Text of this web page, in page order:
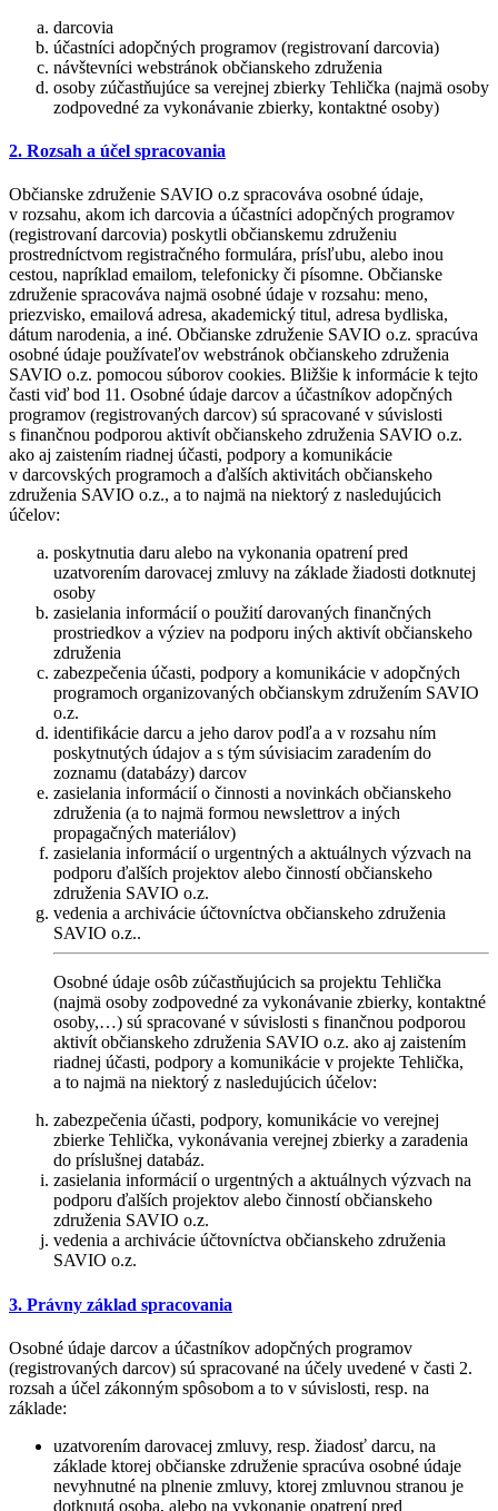
darcovia
účastníci adopčných programov (registrovaní darcovia)
návštevníci webstránok občianskeho združenia
osoby zúčastňujúce sa verejnej zbierky Tehlička (najmä osoby
zodpovedné za vykonávanie zbierky, kontaktné osoby)
2. Rozsah a účel spracovania
Občianske združenie SAVIO o.z spracováva osobné údaje,
v rozsahu, akom ich darcovia a účastníci adopčných programov
(registrovaní darcovia) poskytli občianskemu združeniu
prostredníctvom registračného formulára, prísľubu, alebo inou
cestou, napríklad emailom, telefonicky či písomne. Občianske
združenie spracováva najmä osobné údaje v rozsahu: meno,
priezvisko, emailová adresa, akademický titul, adresa bydliska,
dátum narodenia, a iné. Občianske združenie SAVIO o.z. spracúva
osobné údaje používateľov webstránok občianskeho združenia
SAVIO o.z. pomocou súborov cookies. Bližšie k informácie k tejto
časti viď bod 11. Osobné údaje darcov a účastníkov adopčných
programov (registrovaných darcov) sú spracované v súvislosti
s finančnou podporou aktivít občianskeho združenia SAVIO o.z.
ako aj zaistením riadnej účasti, podpory a komunikácie
v darcovských programoch a ďalších aktivitách občianskeho
združenia SAVIO o.z., a to najmä na niektorý z nasledujúcich
účelov:
poskytnutia daru alebo na vykonania opatrení pred
uzatvorením darovacej zmluvy na základe žiadosti dotknutej
osoby
zasielania informácií o použití darovaných finančných
prostriedkov a výziev na podporu iných aktivít občianskeho
združenia
zabezpečenia účasti, podpory a komunikácie v adopčných
programoch organizovaných občianskym združením SAVIO
o.z.
identifikácie darcu a jeho darov podľa a v rozsahu ním
poskytnutých údajov a s tým súvisiacim zaradením do
zoznamu (databázy) darcov
zasielania informácií o činnosti a novinkách občianskeho
združenia (a to najmä formou newslettrov a iných
propagačných materiálov)
zasielania informácií o urgentných a aktuálnych výzvach na
podporu ďalších projektov alebo činností občianskeho
združenia SAVIO o.z.
vedenia a archivácie účtovníctva občianskeho združenia
SAVIO o.z..
Osobné údaje osôb zúčastňujúcich sa projektu Tehlička
(najmä osoby zodpovedné za vykonávanie zbierky, kontaktné
osoby,…) sú spracované v súvislosti s finančnou podporou
aktivít občianskeho združenia SAVIO o.z. ako aj zaistením
riadnej účasti, podpory a komunikácie v projekte Tehlička,
a to najmä na niektorý z nasledujúcich účelov:
zabezpečenia účasti, podpory, komunikácie vo verejnej
zbierke Tehlička, vykonávania verejnej zbierky a zaradenia
do príslušnej databáz.
zasielania informácií o urgentných a aktuálnych výzvach na
podporu ďalších projektov alebo činností občianskeho
združenia SAVIO o.z.
vedenia a archivácie účtovníctva občianskeho združenia
SAVIO o.z.
3. Právny základ spracovania
Osobné údaje darcov a účastníkov adopčných programov
(registrovaných darcov) sú spracované na účely uvedené v časti 2.
rozsah a účel zákonným spôsobom a to v súvislosti, resp. na
základe:
uzatvorením darovacej zmluvy, resp. žiadosť darcu, na
základe ktorej občianske združenie spracúva osobné údaje
nevyhnutné na plnenie zmluvy, ktorej zmluvnou stranou je
dotknutá osoba, alebo na vykonanie opatrení pred